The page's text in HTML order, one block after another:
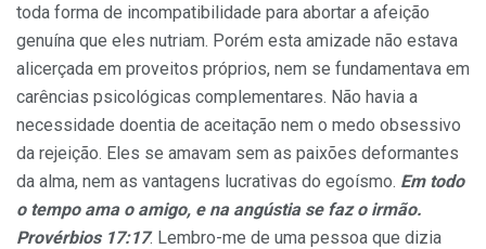
toda forma de incompatibilidade para abortar a afeição
genuína que eles nutriam. Porém esta amizade não estava
alicerçada em proveitos próprios, nem se fundamentava em
carências psicológicas complementares. Não havia a
necessidade doentia de aceitação nem o medo obsessivo
da rejeição. Eles se amavam sem as paixões deformantes
da alma, nem as vantagens lucrativas do egoísmo. Em todo
o tempo ama o amigo, e na angústia se faz o irmão.
Provérbios 17:17. Lembro-me de uma pessoa que dizia